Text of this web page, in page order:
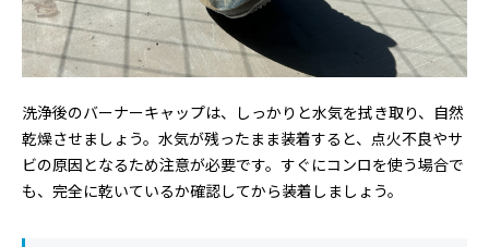
洗浄後のバーナーキャップは、しっかりと水気を拭き取り、自然
乾燥させましょう。水気が残ったまま装着すると、点火不良やサ
ビの原因となるため注意が必要です。すぐにコンロを使う場合で
も、完全に乾いているか確認してから装着しましょう。